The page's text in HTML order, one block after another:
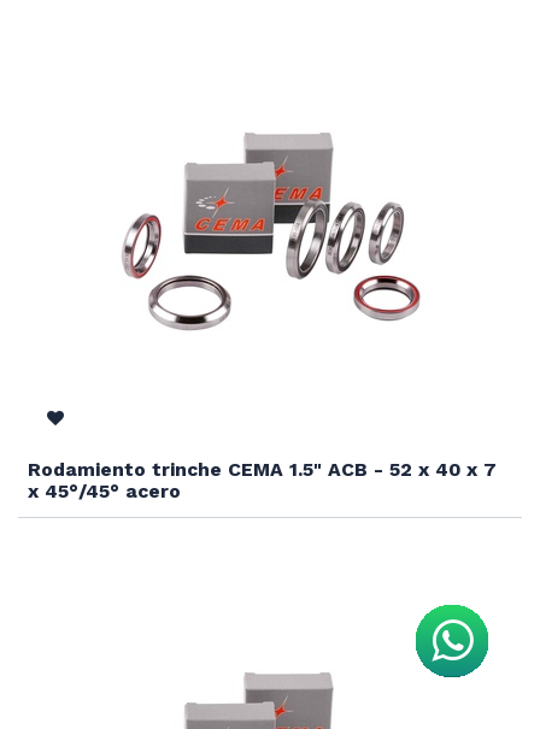
Rodamiento trinche CEMA 1.5" ACB - 52 x 40 x 7
x 45°/45° acero